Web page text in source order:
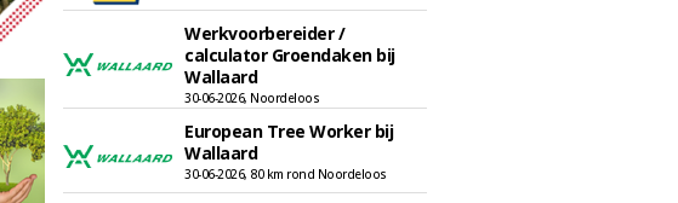
Werkvoorbereider /
calculator Groendaken bij
Wallaard
30-06-2026, Noordeloos
European Tree Worker bij
Wallaard
30-06-2026, 80 km rond Noordeloos